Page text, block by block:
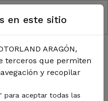
DE
en este sitio
ARAGÓN,
terceros que permiten
y recopilar
para aceptar todas las